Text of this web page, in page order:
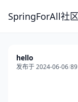
SpringForAll社区
hello
发布于 2024-06-06/